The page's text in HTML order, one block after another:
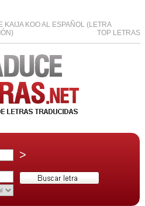
KAIJA KOO AL ESPAÑOL (LETRA
TOP LETRAS
>